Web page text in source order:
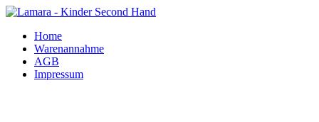
Home
Warenannahme
AGB
Impressum